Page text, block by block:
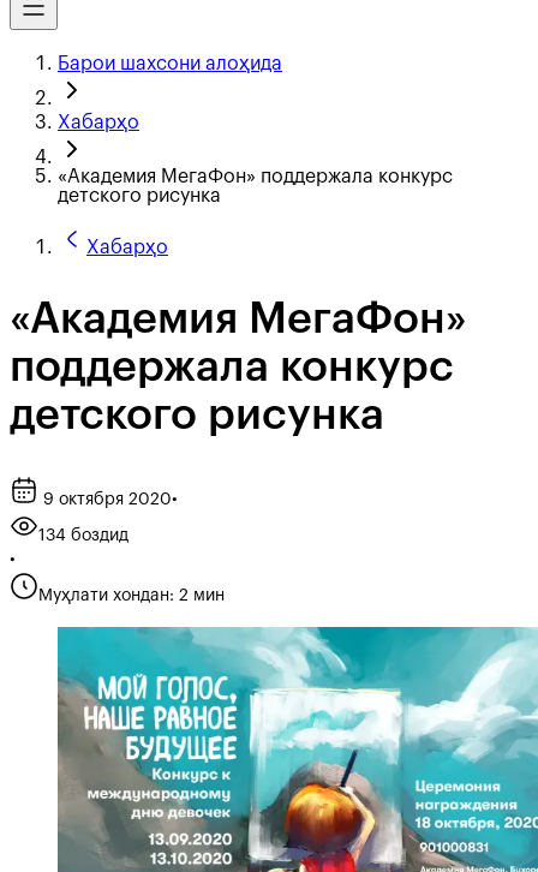
Барои шахсони алоҳида
Хабарҳо
«Академия МегаФон» поддержала конкурс
детского рисунка
Хабарҳо
«Академия МегаФон»
поддержала конкурс
детского рисунка
9 октября 2020•
134 боздид
•
Муҳлати хондан: 2 мин